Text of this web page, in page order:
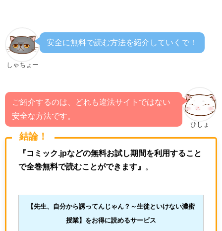
しゃちょー
安全に無料で読む方法を紹介していくで！
ひしょ
ご紹介するのは、どれも違法サイトではない
安全な方法です。
結論！
『コミック.jpなどの無料お試し期間を利用すること
で全巻無料で読むことができます』
【先生、自分から誘ってんじゃん？～生徒といけない濃蜜
授業】をお得に読めるサービス